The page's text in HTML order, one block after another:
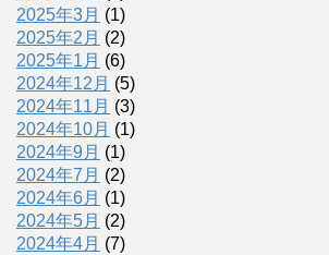
2025年3月 (1)
2025年2月 (2)
2025年1月 (6)
2024年12月 (5)
2024年11月 (3)
2024年10月 (1)
2024年9月 (1)
2024年7月 (2)
2024年6月 (1)
2024年5月 (2)
2024年4月 (7)